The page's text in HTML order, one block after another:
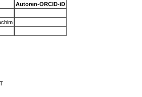
Autoren-ORCID-iD